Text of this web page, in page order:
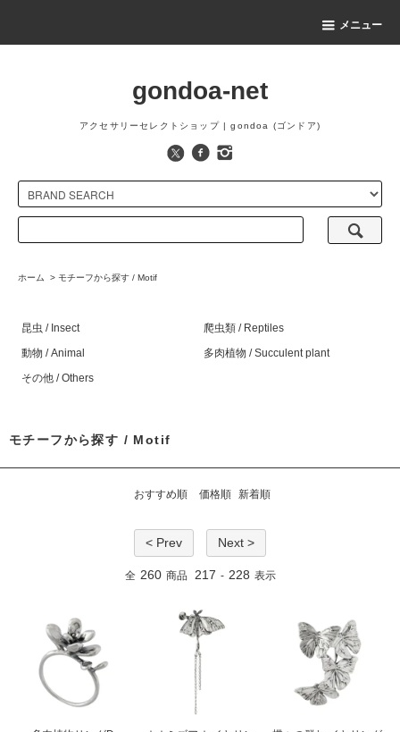
メニュー
gondoa-net
アクセサリーセレクトショップ | gondoa (ゴンドア)
ホーム > モチーフから探す / Motif
昆虫 / Insect
爬虫類 / Reptiles
動物 / Animal
多肉植物 / Succulent plant
その他 / Others
モチーフから探す / Motif
おすすめ順 価格順 新着順
< Prev Next >
全 260 商品 217 - 228 表示